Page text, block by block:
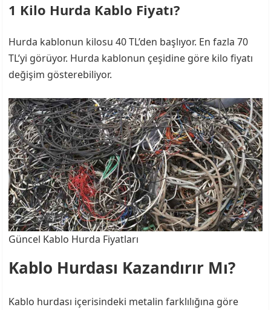
1 Kilo Hurda Kablo Fiyatı?
Hurda kablonun kilosu 40 TL’den başlıyor. En fazla 70
TL’yi görüyor. Hurda kablonun çeşidine göre kilo fiyatı
değişim gösterebiliyor.
Güncel Kablo Hurda Fiyatları
Kablo Hurdası Kazandırır Mı?
Kablo hurdası içerisindeki metalin farklılığına göre